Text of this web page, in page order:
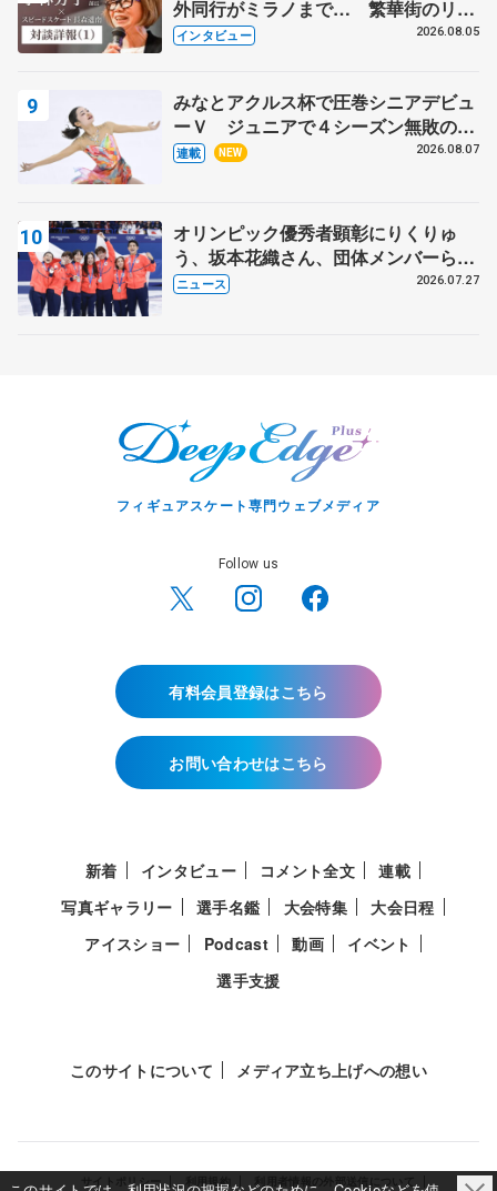
外同行がミラノまで… 繁華街のリン
クでは不良のお兄さんも味方に 小林
インタビュー 2026.08.05
みなとアクルス杯で圧巻シニアデビュ
ーＶ ジュニアで４シーズン無敗の島
田麻央
連載 NEW 2026.08.07
オリンピック優秀者顕彰にりくりゅ
う、坂本花織さん、団体メンバーら
8月7日に文科省が表彰式、ブルーノ・
ニュース 2026.07.27
フィギュアスケート専門ウェブメディア
Follow us
有料会員登録はこちら
お問い合わせはこちら
新着 インタビュー コメント全文
連載
写真ギャラリー
選手名鑑 大会特集
大会日程
アイスショー
Podcast 動画
イベント
選手支援
このサイトについて メディア立ち上げへの想い
サイトポリシー 利用規約